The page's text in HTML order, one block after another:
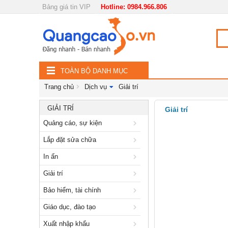
Bảng giá tin VIP Hotline: 0984.966.806
Nội, ngoại thất
Đồ gia dụng
Điện thoại, Viễn thông
Nhà và Đất
Dịch vụ
Quảng cáo, sự kiện
Lắp đặt sửa chữa
In ấn
Bảo hiểm, tài chính
Giáo dục, đào tạo
TOÀN BỘ DANH MỤC
Trang chủ Dịch vụ Giải trí
GIẢI TRÍ
Quảng cáo, sự kiện
Lắp đặt sửa chữa
In ấn
Giải trí
Bảo hiểm, tài chính
Giáo dục, đào tạo
Xuất nhập khẩu
Giải trí